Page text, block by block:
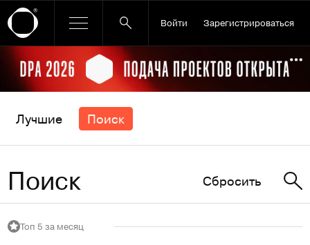
Войти Зарегистрироваться
Ссылка баннера
Лучшие Поиск
Поиск Сбросить
Топ 5 за месяц